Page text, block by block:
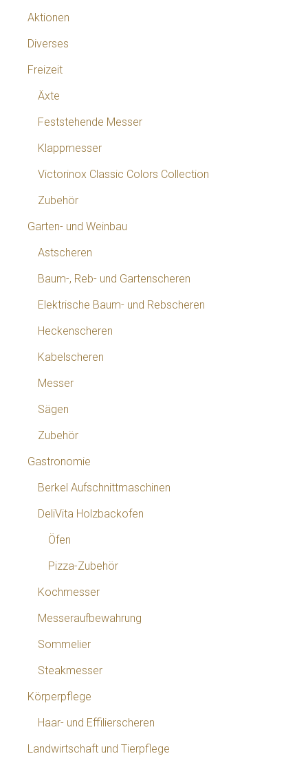
Aktionen
Diverses
Freizeit
Äxte
Feststehende Messer
Klappmesser
Victorinox Classic Colors Collection
Zubehör
Garten- und Weinbau
Astscheren
Baum-, Reb- und Gartenscheren
Elektrische Baum- und Rebscheren
Heckenscheren
Kabelscheren
Messer
Sägen
Zubehör
Gastronomie
Berkel Aufschnittmaschinen
DeliVita Holzbackofen
Öfen
Pizza-Zubehör
Kochmesser
Messeraufbewahrung
Sommelier
Steakmesser
Körperpflege
Haar- und Effilierscheren
Landwirtschaft und Tierpflege